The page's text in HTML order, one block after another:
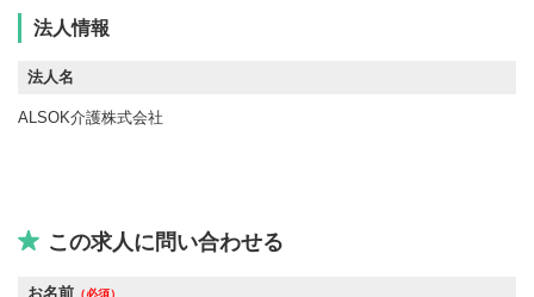
法人情報
法人名
ALSOK介護株式会社
この求人に問い合わせる
お名前 （必須）